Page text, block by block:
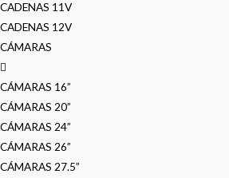
CADENAS 11V
CADENAS 12V
CÁMARAS
CÁMARAS 16”
CÁMARAS 20”
CÁMARAS 24”
CÁMARAS 26”
CÁMARAS 27.5”